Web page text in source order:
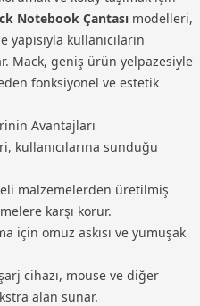
daha yüksek fiyatlı
göre bütçelerine en
Notebook Çantası modelleri,
yapısıyla kullanıcıların
Mack, geniş ürün yelpazesiyle
fonksiyonel ve estetik
Avantajları
kullanıcılarına sunduğu
malzemelerden üretilmiş
karşı korur.
için omuz askısı ve yumuşak
cihazı, mouse ve diğer
alan sunar.